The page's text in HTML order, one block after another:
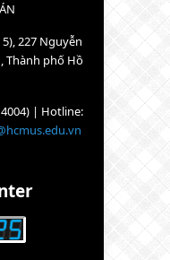
227 Nguyễn
Thành phố Hồ
4004) | Hotline: